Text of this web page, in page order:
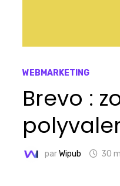
WEBMARKETING
Brevo :
parWipub 30